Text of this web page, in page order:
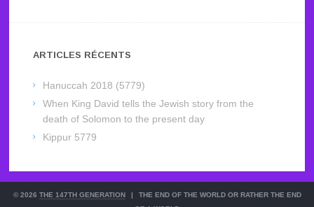
ARTICLES RÉCENTS
Hanuccah 2018 (5779)
When King David tells the Jewish story from the
death of Solomon to the present day
Kippur 5779
© 2026 THE 147TH GENERATION |
THE END OF THE WORLD OR RATHER THE END